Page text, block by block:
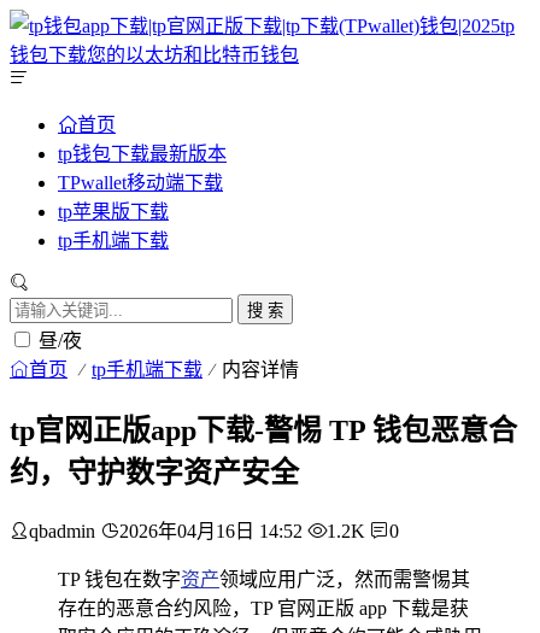
首页
tp钱包下载最新版本
TPwallet移动端下载
tp苹果版下载
tp手机端下载
搜 索
昼/夜
首页 tp手机端下载 内容详情
tp官网正版app下载-警惕 TP 钱包恶意合
约，守护数字资产安全
qbadmin 2026年04月16日 14:52 1.2K 0
TP 钱包在数字资产领域应用广泛，然而需警惕其
存在的恶意合约风险，TP 官网正版 app 下载是获